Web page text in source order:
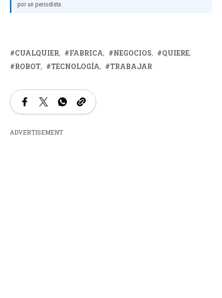
por un periodista.
CUALQUIER FABRICA NEGOCIOS
QUIERE
ROBOT
TECNOLOGÍA TRABAJAR
ADVERTISEMENT